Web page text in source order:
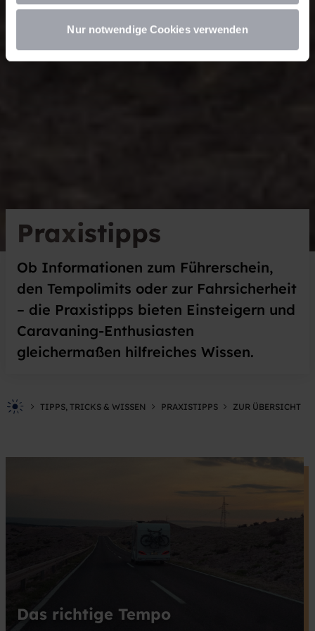
Nur notwendige Cookies verwenden
Praxistipps
Ob Informationen zum Führerschein,
den Tempolimits oder zur Fahrsicherheit
– die Praxistipps bieten Einsteigern und
Caravaning-Enthusiasten
gleichermaßen hilfreiches Wissen.
TIPPS, TRICKS & WISSEN PRAXISTIPPS ZUR ÜBERSICHT
Das richtige Tempo